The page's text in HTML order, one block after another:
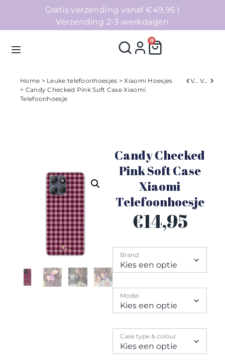
Gratis verzending vanaf €49,95 |
Verzending 2-3 werkdagen
0
Homepage
Collecties
Contact
Home > Leuke telefoonhoesjes >Xiaomi Hoesjes
> Candy Checked Pink Soft Case Xiaomi
Telefoonhoesje
Verleden Volgend
Candy Checked
Pink Soft Case
Xiaomi
Telefoonhoesje
€14,95
Brand
Model
Case type & colour